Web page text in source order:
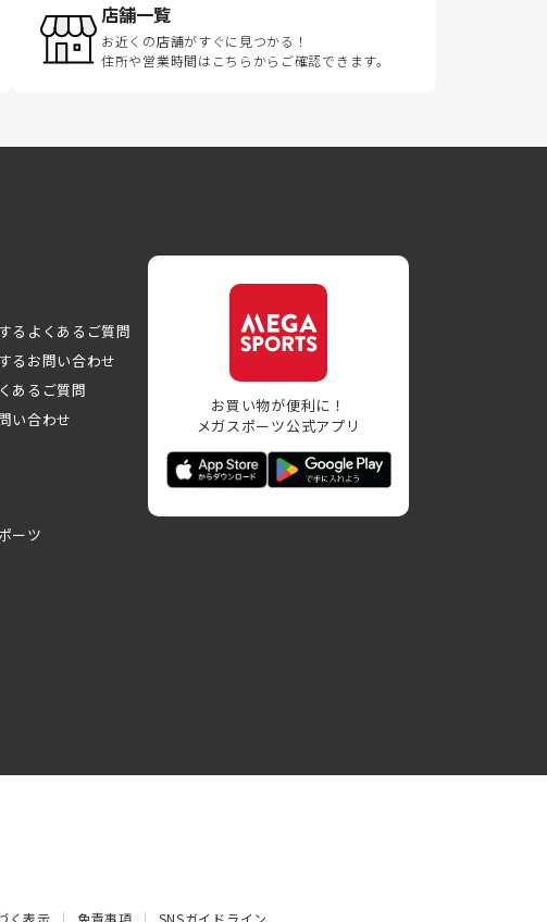
店舗一覧
お近くの店舗がすぐに見つかる！
住所や営業時間はこちらからご確認できます。
るよくあるご質問
るお問い合わせ
あるご質問
い合わせ
ーツ
お買い物が便利に！
メガスポーツ公式アプリ
く表示 免責事項 SNSガイドライン